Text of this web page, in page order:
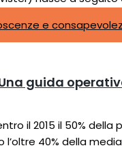
e
guida
il 2015 il 50% della
40% della